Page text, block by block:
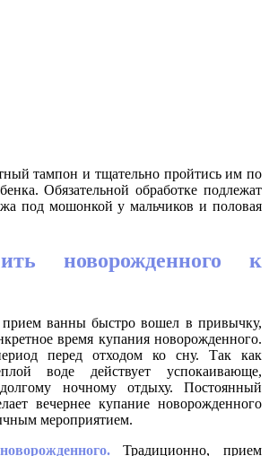
тампон и тщательно пройтись им по
Обязательной обработке подлежат
под мошонкой у мальчиков и половая
новорожденного к
ванны быстро вошел в привычку,
время купания новорожденного.
перед отходом ко сну. Так как
воде действует успокаивающе,
ночному отдыху. Постоянный
вечернее купание новорожденного
мероприятием.
Традиционно, прием